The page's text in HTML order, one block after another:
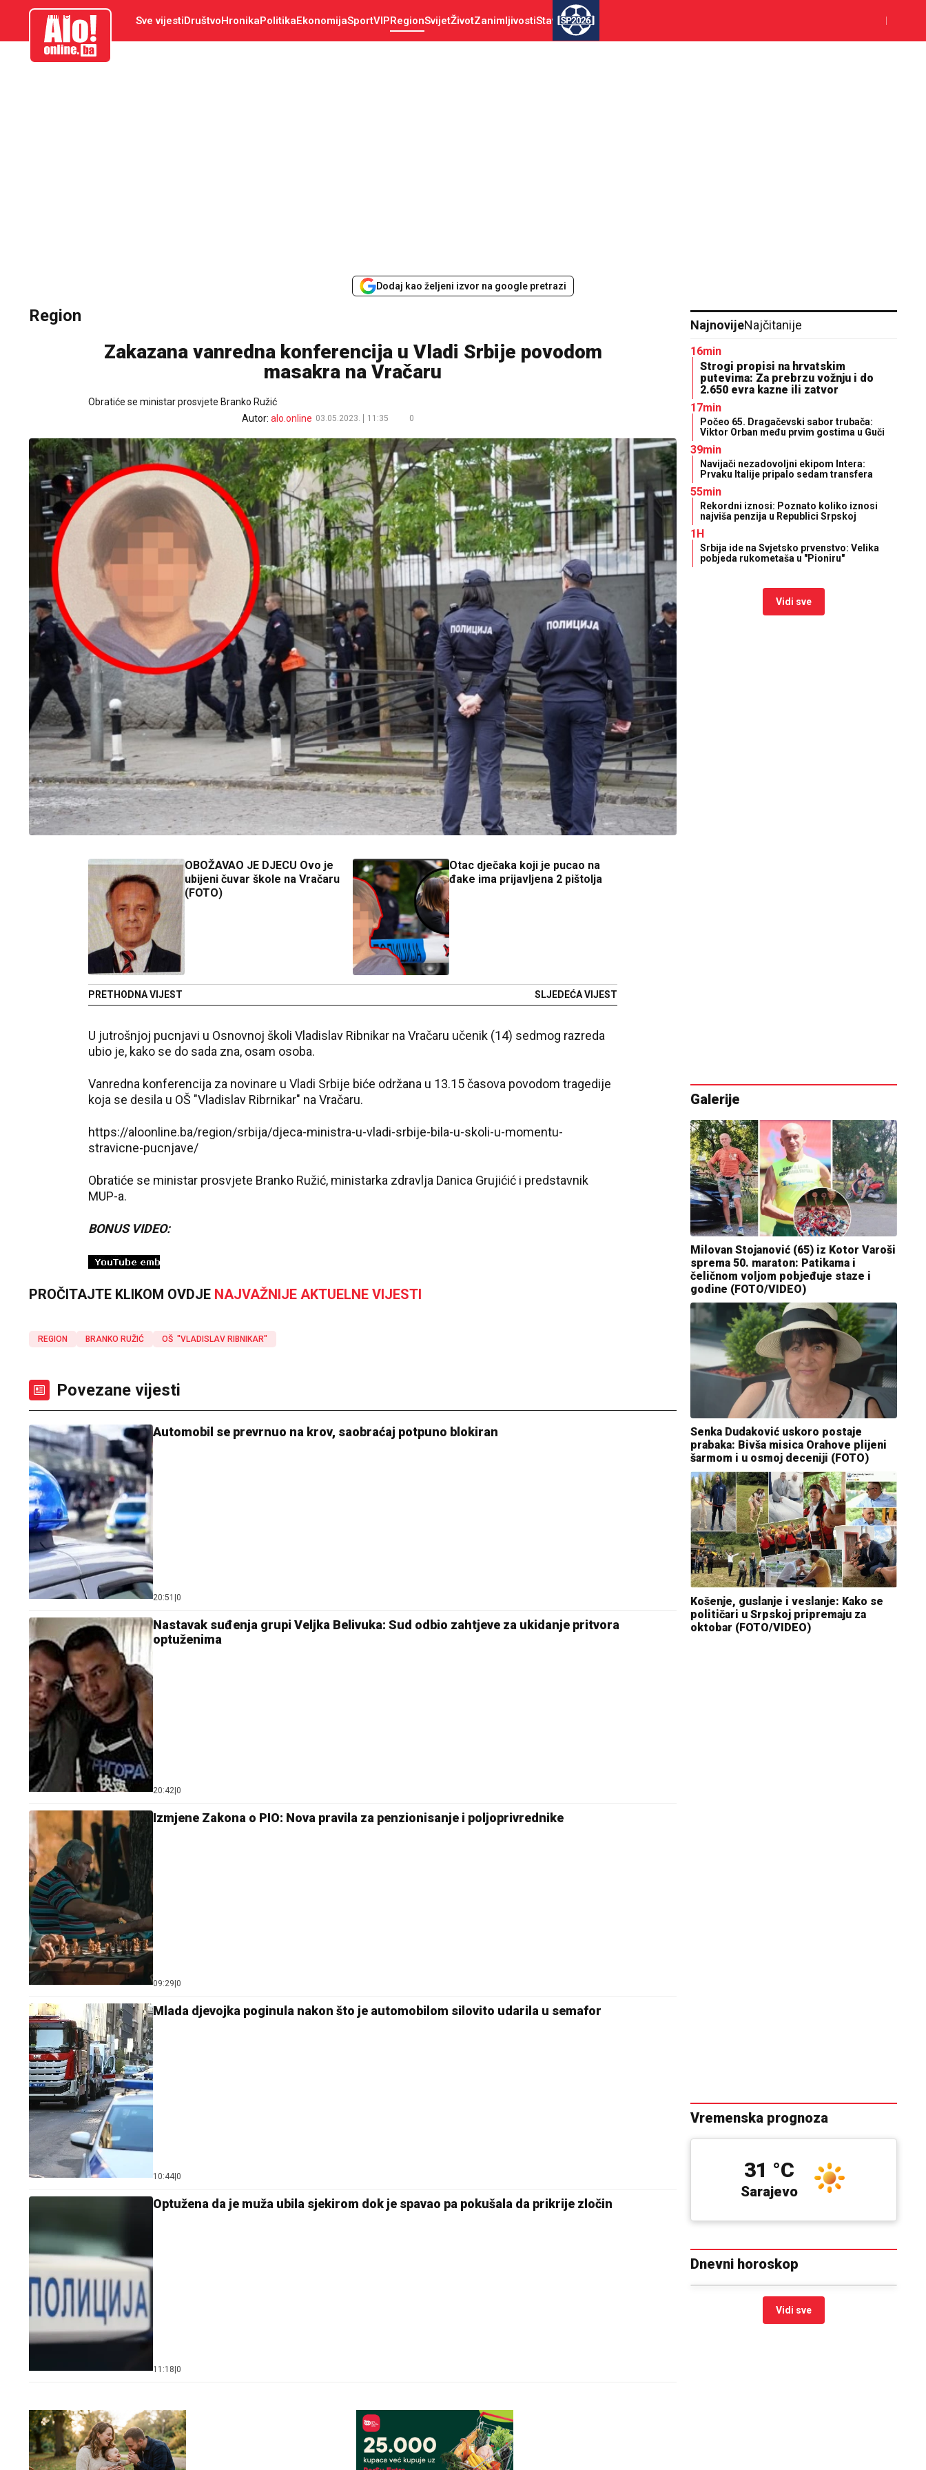
aloonline.ba Sve vijestiDruštvoHronikaPolitikaEkonomijaSportVIPRegionSvijetŽivotZanimljivostiStav SP2026
Dodaj kao željeni izvor na google pretrazi
Region
Zakazana vanredna konferencija u Vladi Srbije povodom
masakra na Vračaru
Obratiće se ministar prosvjete Branko Ružić
Autor: alo.online 03.05.2023. 11:35 0
OBOŽAVAO JE DJECU Ovo je
ubijeni čuvar škole na Vračaru
(FOTO)
PRETHODNA VIJEST
Otac dječaka koji je pucao na
đake ima prijavljena 2 pištolja
SLJEDEĆA VIJEST
U jutrošnjoj pucnjavi u Osnovnoj školi Vladislav Ribnikar na Vračaru učenik (14) sedmog razreda
ubio je, kako se do sada zna, osam osoba.
Vanredna konferencija za novinare u Vladi Srbije biće održana u 13.15 časova povodom tragedije
koja se desila u OŠ "Vladislav Ribrnikar" na Vračaru.
https://aloonline.ba/region/srbija/djeca-ministra-u-vladi-srbije-bila-u-skoli-u-momentu-
stravicne-pucnjave/
Obratiće se ministar prosvjete Branko Ružić, ministarka zdravlja Danica Grujićić i predstavnik
MUP-a.
BONUS VIDEO:
PROČITAJTE KLIKOM OVDJE NAJVAŽNIJE AKTUELNE VIJESTI
REGION BRANKO RUŽIĆ OŠ "VLADISLAV RIBNIKAR"
Povezane vijesti
Automobil se prevrnuo na krov, saobraćaj potpuno blokiran
20:51 0
Nastavak suđenja grupi Veljka Belivuka: Sud odbio zahtjeve za ukidanje pritvora
optuženima
20:42 0
Izmjene Zakona o PIO: Nova pravila za penzionisanje i poljoprivrednike
09:29 0
Mlada djevojka poginula nakon što je automobilom silovito udarila u semafor
10:44 0
Optužena da je muža ubila sjekirom dok je spavao pa pokušala da prikrije zločin
11:18 0
NajnovijeNajčitanije
16min
Strogi propisi na hrvatskim
putevima: Za prebrzu vožnju i do
2.650 evra kazne ili zatvor
17min
Počeo 65. Dragačevski sabor trubača:
Viktor Orban među prvim gostima u Guči
39min
Navijači nezadovoljni ekipom Intera:
Prvaku Italije pripalo sedam transfera
55min
Rekordni iznosi: Poznato koliko iznosi
najviša penzija u Republici Srpskoj
1H
Srbija ide na Svjetsko prvenstvo: Velika
pobjeda rukometaša u "Pioniru"
Vidi sve
Galerije
Milovan Stojanović (65) iz Kotor Varoši
sprema 50. maraton: Patikama i
čeličnom voljom pobjeđuje staze i
godine (FOTO/VIDEO)
Senka Dudaković uskoro postaje
prabaka: Bivša misica Orahove plijeni
šarmom i u osmoj deceniji (FOTO)
Košenje, guslanje i veslanje: Kako se
političari u Srpskoj pripremaju za
oktobar (FOTO/VIDEO)
Vremenska prognoza
Sarajevo
31 °C
Dnevni horoskop
Vidi sve